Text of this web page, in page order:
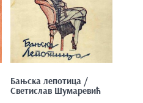
Бањска лепотица /
Светислав Шумаревић